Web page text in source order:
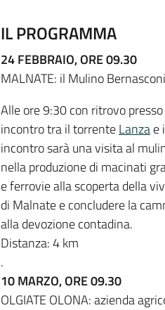
IL PROGRAMMA
24 FEBBRAIO, ORE 09.30
MALNATE: il Mulino
Alle ore 9:30 con ritrovo
incontro tra il torrenteLanzae
incontro sarà una visita al
nella produzione di macinati
e ferrovie alla scoperta della
di Malnate e concludere la
alla devozione contadina.
Distanza: 4 km
.
10 MARZO, ORE 09.30
OLGIATE OLONA: azienda